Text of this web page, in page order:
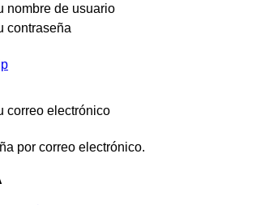
nombre de usuario
contraseña
correo electrónico
por correo electrónico.